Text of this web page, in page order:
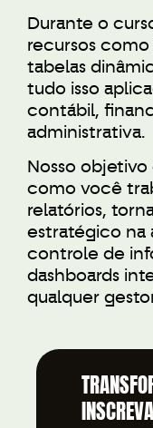
Durante o
recursos
tabelas
tudo isso
contábil,
administrativa.
Nosso
como você
relatórios,
estratégico na
controle de
dashboards
qualquer